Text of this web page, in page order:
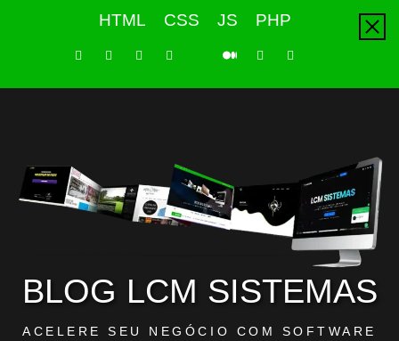
HTML CSS JS PHP
LinkedInInstagramFacebookYoutube PinterestTiktok
BLOG LCM SISTEMAS
ACELERE SEU NEGÓCIO COM SOFTWARE